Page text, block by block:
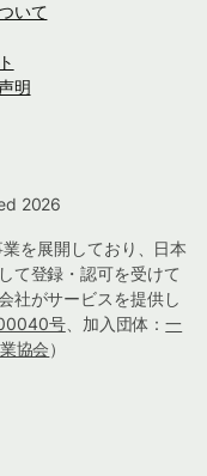
いて
明
2026
を展開しており、日本
て登録・認可を受けて
社がサービスを提供し
号、加入団体：一
協会）